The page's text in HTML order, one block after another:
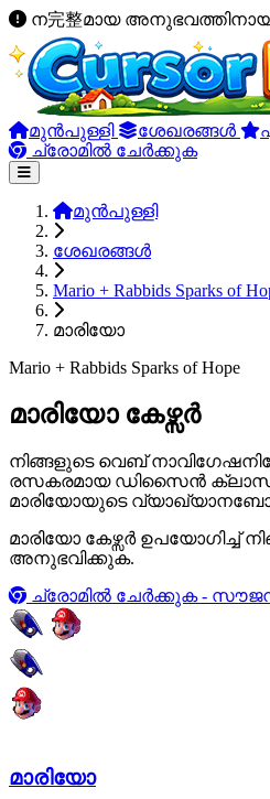
ന完整മായ
മുൻപുള്ളി ശേഖരങ്ങൾ
ച്രോമിൽ ചേർക്കുക
മുൻപുള്ളി
ശേഖരങ്ങൾ
Mario + Rabbids Sparks of
മാരിയോ
Mario + Rabbids Sparks of Hope
മാരിയോ കേഴ്സർ
നിങ്ങളുടെ വെബ്
രസകരമായ ഡിസൈൻ ക്ലാസിക്
മാരിയോയുടെ
മാരിയോ കേഴ്സർ ഉപയോഗിച്ച്
അനുഭവിക്കുക.
ച്രോമിൽ ചേർക്കുക -
മാരിയോ